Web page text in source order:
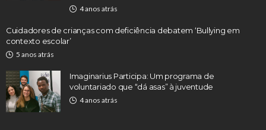
4 anos atrás
Cuidadores de crianças com deficiência debatem ‘Bullying em
contexto escolar’
5 anos atrás
Imaginarius Participa: Um programa de
voluntariado que “dá asas” à juventude
4 anos atrás